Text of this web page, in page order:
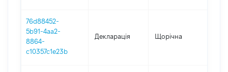
76d88452-
5b91-4aa2-
8864-
c10357c1e23b
Декларація Щорічна